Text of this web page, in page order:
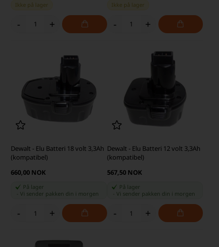
Ikke på lager
- +
Ikke på lager
- +
Dewalt - Elu Batteri 18 volt 3,3Ah
(kompatibel)
660,00 NOK
På lager
-Vi sender pakken din i morgen
- +
Dewalt - Elu Batteri 12 volt 3,3Ah
(kompatibel)
567,50 NOK
På lager
Vi sender pakken din i morgen
- +